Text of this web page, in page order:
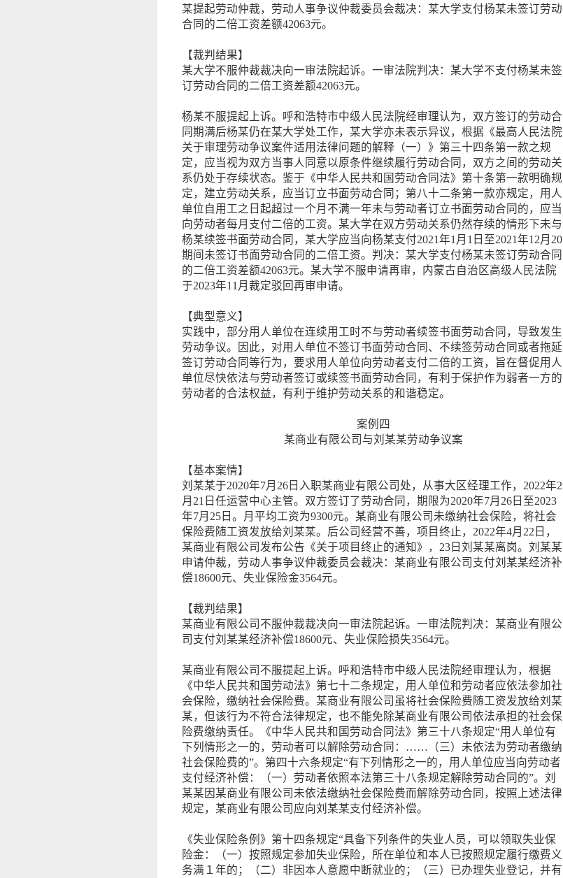
某提起劳动仲裁，劳动人事争议仲裁委员会裁决：某大学支付杨某未签订劳动
合同的二倍工资差额42063元。
【裁判结果】
某大学不服仲裁裁决向一审法院起诉。一审法院判决：某大学不支付杨某未签
订劳动合同的二倍工资差额42063元。
杨某不服提起上诉。呼和浩特市中级人民法院经审理认为，双方签订的劳动合
同期满后杨某仍在某大学处工作，某大学亦未表示异议，根据《最高人民法院
关于审理劳动争议案件适用法律问题的解释（一）》第三十四条第一款之规
定，应当视为双方当事人同意以原条件继续履行劳动合同，双方之间的劳动关
系仍处于存续状态。鉴于《中华人民共和国劳动合同法》第十条第一款明确规
定，建立劳动关系，应当订立书面劳动合同；第八十二条第一款亦规定，用人
单位自用工之日起超过一个月不满一年未与劳动者订立书面劳动合同的，应当
向劳动者每月支付二倍的工资。某大学在双方劳动关系仍然存续的情形下未与
杨某续签书面劳动合同，某大学应当向杨某支付2021年1月1日至2021年12月20
期间未签订书面劳动合同的二倍工资。判决：某大学支付杨某未签订劳动合同
的二倍工资差额42063元。某大学不服申请再审，内蒙古自治区高级人民法院
于2023年11月裁定驳回再审申请。
【典型意义】
实践中，部分用人单位在连续用工时不与劳动者续签书面劳动合同，导致发生
劳动争议。因此，对用人单位不签订书面劳动合同、不续签劳动合同或者拖延
签订劳动合同等行为，要求用人单位向劳动者支付二倍的工资，旨在督促用人
单位尽快依法与劳动者签订或续签书面劳动合同，有利于保护作为弱者一方的
劳动者的合法权益，有利于维护劳动关系的和谐稳定。
案例四
某商业有限公司与刘某某劳动争议案
【基本案情】
刘某某于2020年7月26日入职某商业有限公司处，从事大区经理工作，2022年2
月21日任运营中心主管。双方签订了劳动合同，期限为2020年7月26日至2023
年7月25日。月平均工资为9300元。某商业有限公司未缴纳社会保险，将社会
保险费随工资发放给刘某某。后公司经营不善，项目终止，2022年4月22日，
某商业有限公司发布公告《关于项目终止的通知》，23日刘某某离岗。刘某某
申请仲裁，劳动人事争议仲裁委员会裁决：某商业有限公司支付刘某某经济补
偿18600元、失业保险金3564元。
【裁判结果】
某商业有限公司不服仲裁裁决向一审法院起诉。一审法院判决：某商业有限公
司支付刘某某经济补偿18600元、失业保险损失3564元。
某商业有限公司不服提起上诉。呼和浩特市中级人民法院经审理认为，根据
《中华人民共和国劳动法》第七十二条规定，用人单位和劳动者应依法参加社
会保险，缴纳社会保险费。某商业有限公司虽将社会保险费随工资发放给刘某
某，但该行为不符合法律规定，也不能免除某商业有限公司依法承担的社会保
险费缴纳责任。《中华人民共和国劳动合同法》第三十八条规定“用人单位有
下列情形之一的，劳动者可以解除劳动合同：……（三）未依法为劳动者缴纳
社会保险费的”。第四十六条规定“有下列情形之一的，用人单位应当向劳动者
支付经济补偿：（一）劳动者依照本法第三十八条规定解除劳动合同的”。刘
某某因某商业有限公司未依法缴纳社会保险费而解除劳动合同，按照上述法律
规定，某商业有限公司应向刘某某支付经济补偿。
《失业保险条例》第十四条规定“具备下列条件的失业人员，可以领取失业保
险金：（一）按照规定参加失业保险，所在单位和本人已按照规定履行缴费义
务满１年的；（二）非因本人意愿中断就业的；（三）已办理失业登记，并有